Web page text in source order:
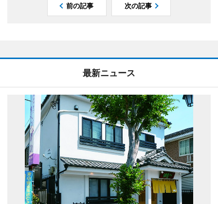
前の記事 次の記事
最新ニュース